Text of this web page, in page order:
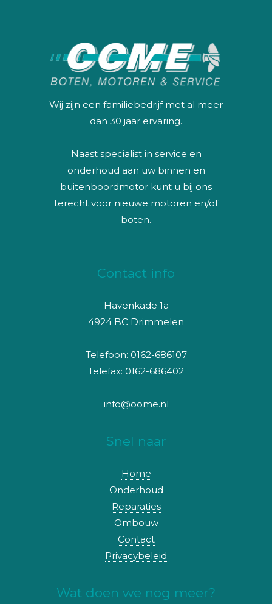
Wij zijn een familiebedrijf met al meer
dan 30 jaar ervaring.
Naast specialist in service en
onderhoud aan uw binnen en
buitenboordmotor kunt u bij ons
terecht voor nieuwe motoren en/of
boten.
Contact info
Havenkade 1a
4924 BC Drimmelen
Telefoon: 0162-686107
Telefax: 0162-686402
info@oome.nl
Snel naar
Home
Onderhoud
Reparaties
Ombouw
Contact
Privacybeleid
Wat doen we nog meer?